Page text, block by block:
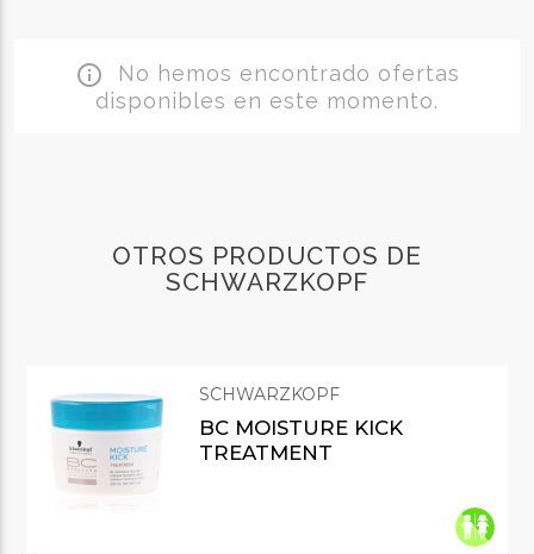
info_outline No hemos encontrado ofertas
disponibles en este momento.
OTROS PRODUCTOS DE
SCHWARZKOPF
SCHWARZKOPF
BC MOISTURE KICK
TREATMENT